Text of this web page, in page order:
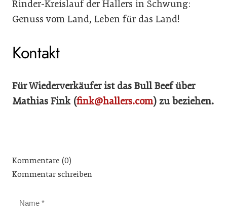
Rinder-Kreislauf der Hallers in Schwung:
Genuss vom Land, Leben für das Land!
Kontakt
Für Wiederverkäufer ist das Bull Beef über
Mathias Fink (fink@hallers.com) zu beziehen.
Kommentare (0)
Kommentar schreiben